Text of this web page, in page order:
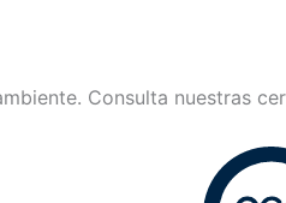
Consulta nuestras